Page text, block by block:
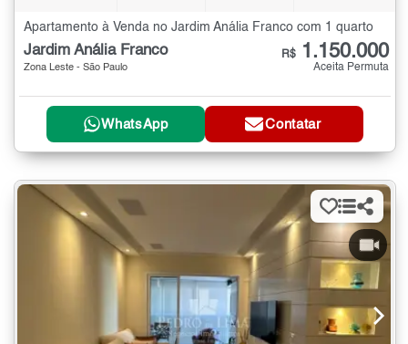
Apartamento à Venda no Jardim Anália Franco com 1 quarto
Jardim Anália Franco
Zona Leste - São Paulo
R$ 1.150.000
Aceita Permuta
WhatsApp Contatar